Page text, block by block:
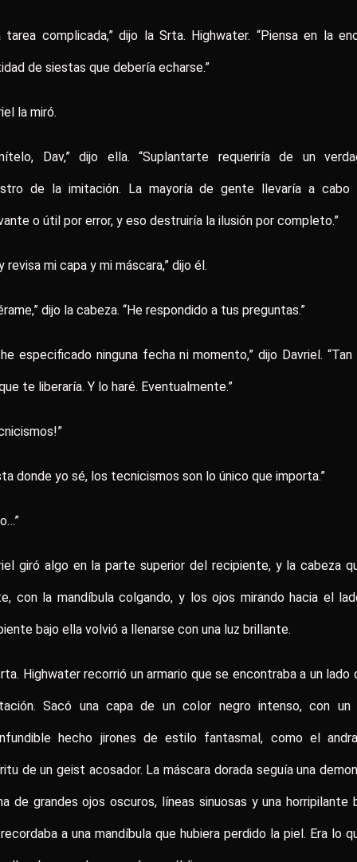
tarea complicada,” dijo la Srta. Highwater. “Piensa en la
de siestas que debería echarse.”
la miró.
Dav,” dijo ella. “Suplantarte requeriría de un
de la imitación. La mayoría de gente llevaría a cabo
o útil por error, y eso destruiría la ilusión por completo.”
revisa mi capa y mi máscara,” dijo él.
dijo la cabeza. “He respondido a tus preguntas.”
especificado ninguna fecha ni momento,” dijo Davriel.
te liberaría. Y lo haré. Eventualmente.”
donde yo sé, los tecnicismos son lo único que importa.”
giró algo en la parte superior del recipiente, y la cabeza
con la mandíbula colgando, y los ojos mirando hacia el
bajo ella volvió a llenarse con una luz brillante.
Highwater recorrió un armario que se encontraba a un lado
Sacó una capa de un color negro intenso, con un
hecho jirones de estilo fantasmal, como el
de un geist acosador. La máscara dorada seguía una
de grandes ojos oscuros, líneas sinuosas y una horripilante
a una mandíbula que hubiera perdido la piel. Era lo